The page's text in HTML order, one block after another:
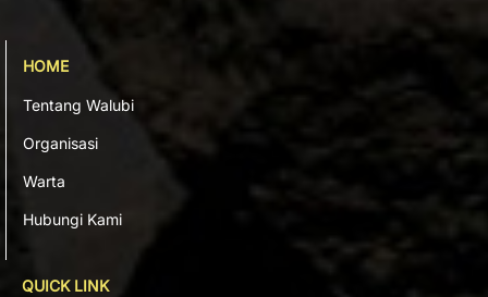
HOME
Tentang Walubi
Organisasi
Warta
Hubungi Kami
QUICK LINK